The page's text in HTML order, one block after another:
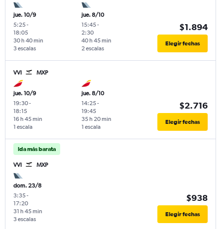
jue. 10/9
5:25-
18:05
3 escalas
30 h 40 min
jue. 8/10
15:45-
2:30
2 escalas
40 h 45 min
$1.894
Elegir fechas
VVI MXP
jue. 10/9
19:30-
18:15
1 escala
16 h 45 min
jue. 8/10
14:25-
19:45
1 escala
35 h 20 min
$2.716
Elegir fechas
Ida más barata
VVI MXP
dom. 23/8
3:35-
17:20
3 escalas
31 h 45 min
$938
Elegir fechas